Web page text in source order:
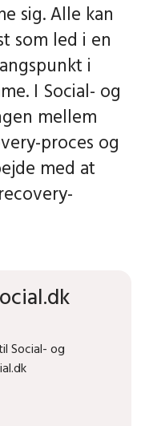
sig. Alle kan
som led i en
i
I Social- og
mellem
proces og
med at
Social- og